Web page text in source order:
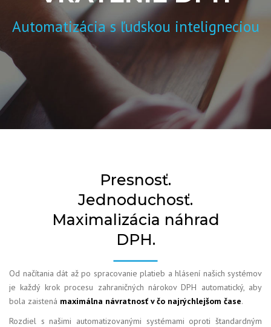
Automatizácia s ľudskou inteligneciou
Presnosť.
Jednoduchosť.
Maximalizácia náhrad
DPH.
Od načítania dát až po spracovanie platieb a hlásení našich systémov
je každý krok procesu zahraničných nárokov DPH automatický, aby
bola zaistená maximálna návratnosť v čo najrýchlejšom čase.
Rozdiel s našimi automatizovanými systémami oproti štandardným